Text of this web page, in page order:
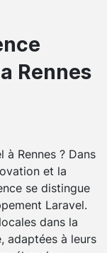
Rennes
Rennes ? Dans
et la
se distingue
Laravel.
dans la
adaptées à leurs